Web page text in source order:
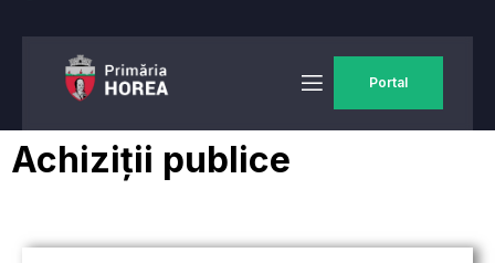
Portal
Achiziții publice